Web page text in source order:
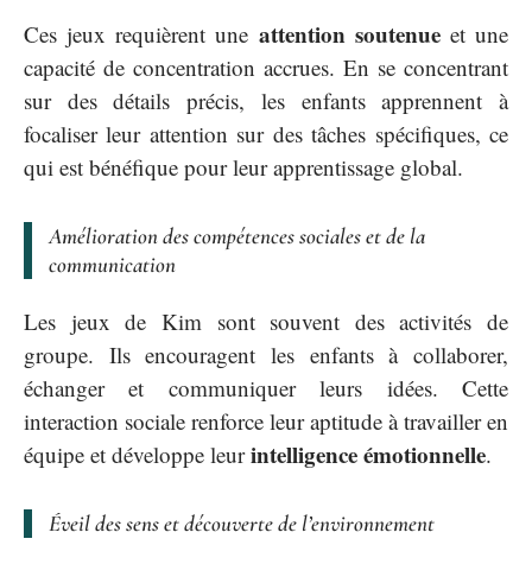
Ces jeux requièrent une attention soutenueet une
capacité de concentration accrues. En se concentrant
sur des détails précis, les enfants apprennent à
focaliser leur attention sur des tâches spécifiques, ce
qui est bénéfique pour leur apprentissage global.
Amélioration des compétences sociales et de la
communication
Les jeux de Kim sont souvent des activités de
groupe. Ils encouragent les enfants à collaborer,
échanger et communiquer leurs idées. Cette
interaction sociale renforce leur aptitude à travailler en
équipe et développe leurintelligence émotionnelle.
Éveil des sens et découverte de l’environnement